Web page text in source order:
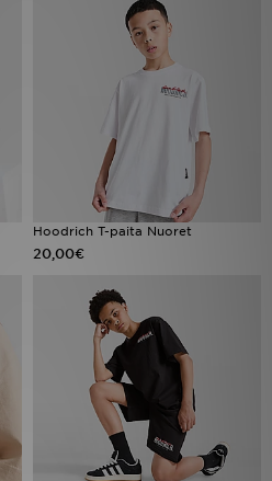
Hoodrich T-paita Nuoret
20,00€